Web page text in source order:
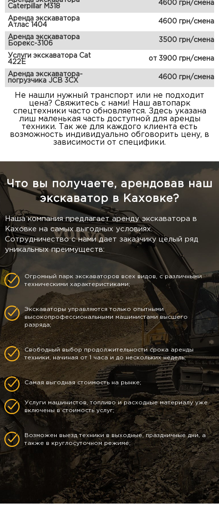
Caterpillar M318
4600 грн/смена
Аренда экскаватора
Атлас 1404
4600 грн/смена
Аренда экскаватора
Борекс-3106
3500 грн/смена
Услуги экскаватора Cat
422E
от 3900 грн/смена
Аренда экскаватора-
погрузчика JCB 3CX
4600 грн/смена
Не нашли нужный транспорт или не подходит
цена? Свяжитесь с нами! Наш автопарк
спецтехники часто обновляется. Здесь указана
лиш маленькая часть доступной для аренды
техники. Так же для каждого клиента есть
возможность индивидуально обговорить цену, в
зависимости от специфики.
Что вы получаете, арендовав наш
экскаватор в Каховке?
Наша компания предлагает аренду экскаватора в
Каховке на самых выгодных условиях.
Сотрудничество с нами дает заказчику целый ряд
уникальных преимуществ:
Огромный парк экскаваторов всех видов, с различными
техническими характеристиками;
Экскаваторы управляются только опытными
высокопрофессиональными машинистами высшего
разряда;
Свободный выбор продолжительности срока аренды
техники, начиная от 1 часа и до нескольких недель;
Самая выгодная стоимость на рынке;
Услуги машинистов, топливо и расходные материалу уже
включены в стоимость услуг;
Возможен выезд техники в выходные, праздничные дни, а
также в круглосуточном режиме;